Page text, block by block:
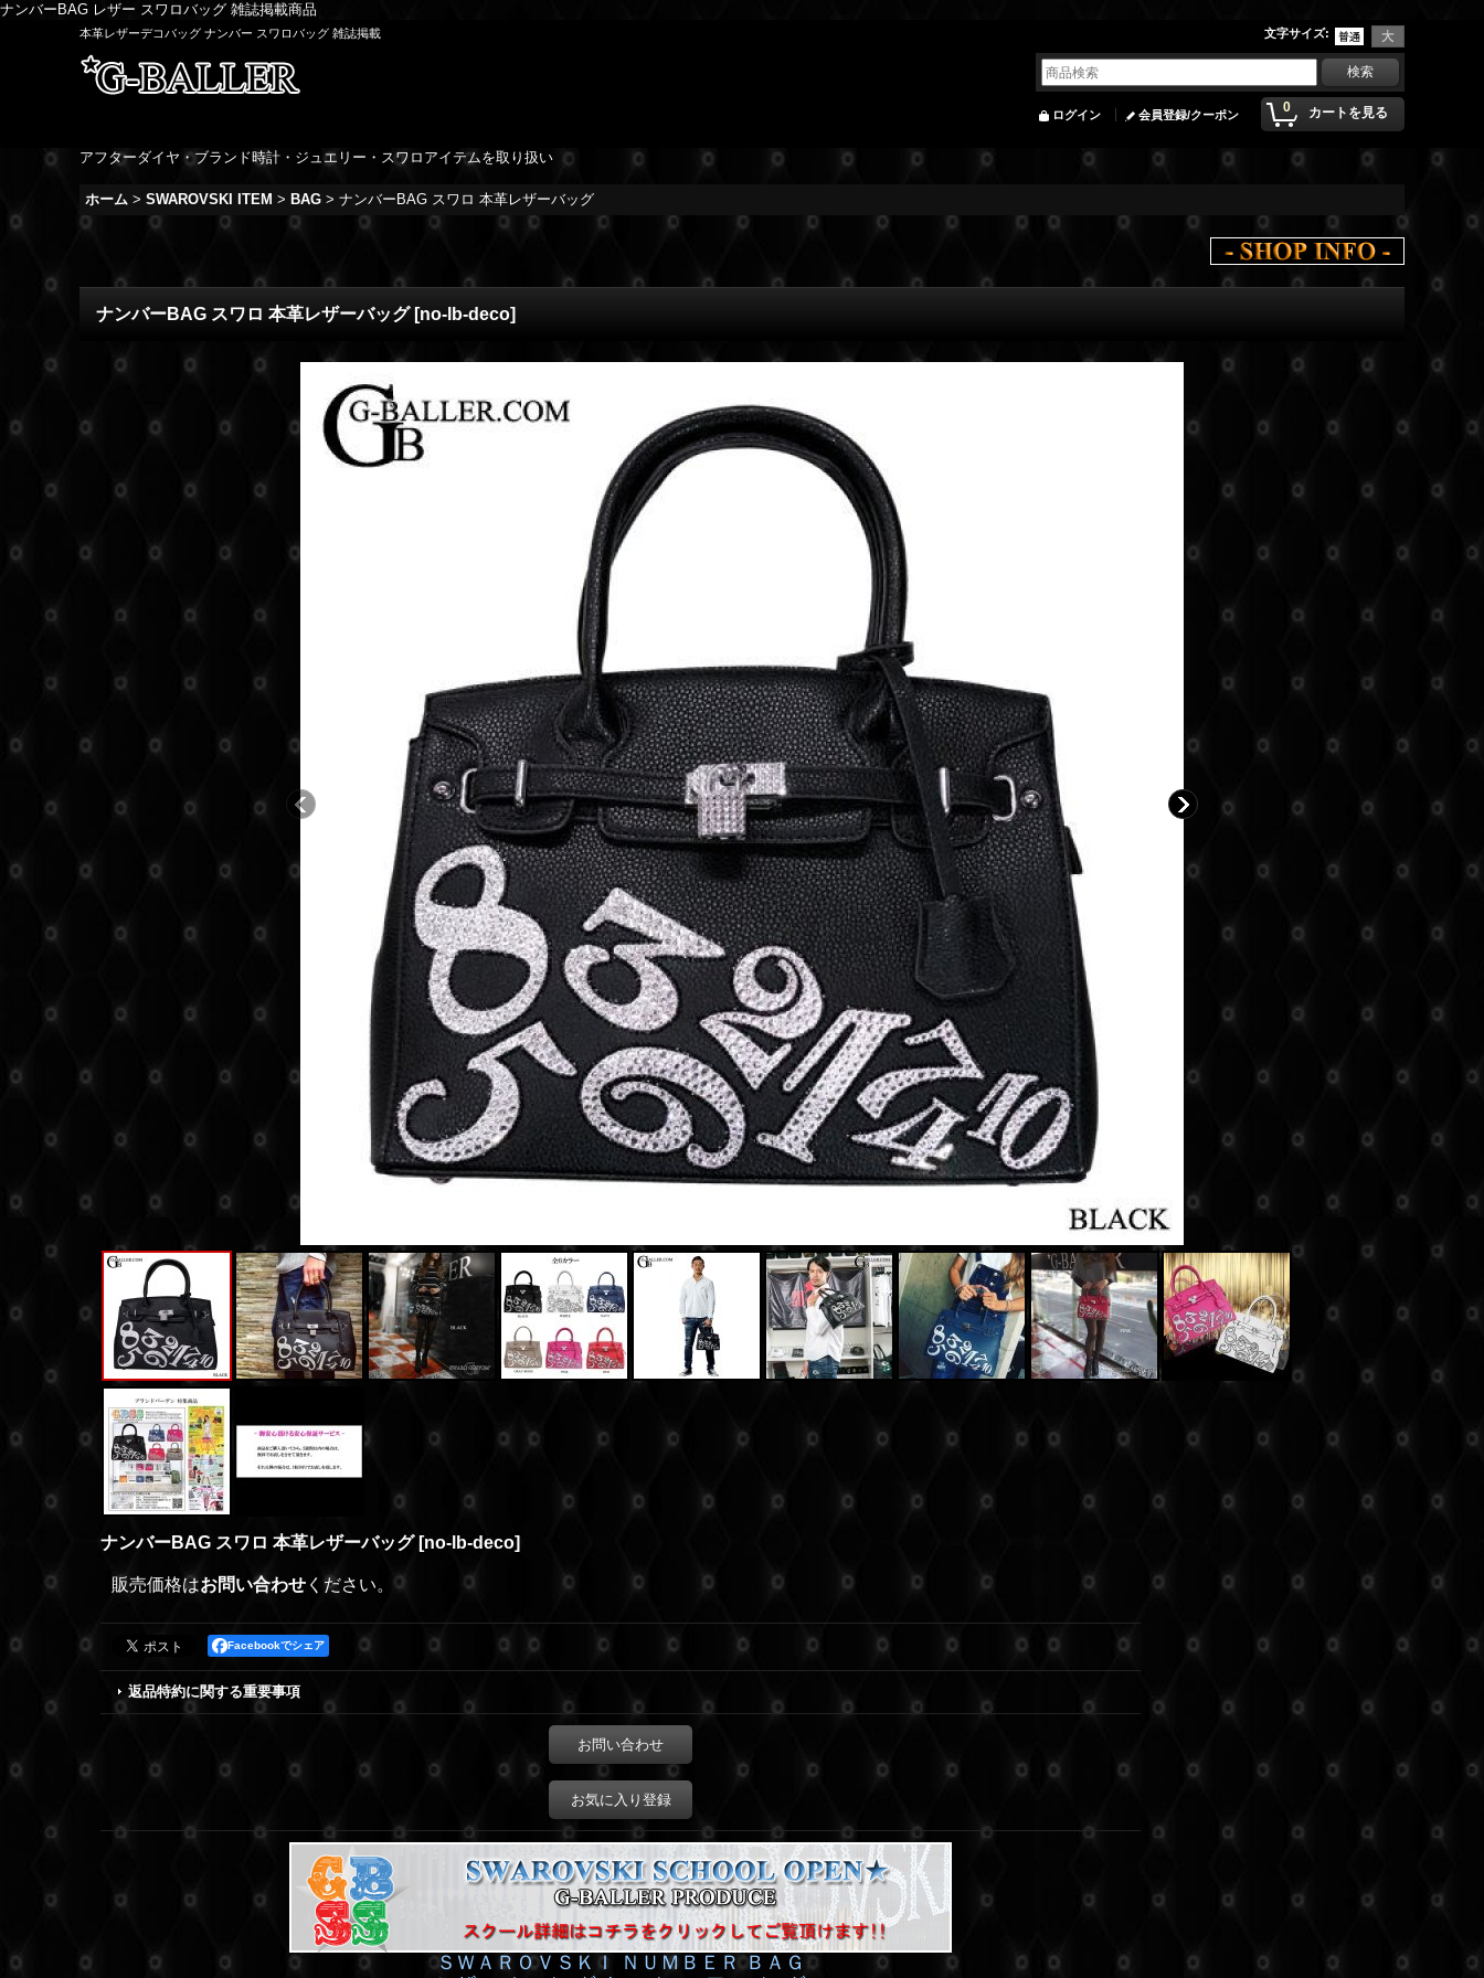
ナンバーBAG レザー スワロバッグ 雑誌掲載商品
本革レザーデコバッグ ナンバー スワロバッグ 雑誌掲載 文字サイズ:
0 カートを見る
ログイン 会員登録/クーポン
アフターダイヤ・ブランド時計・ジュエリー・スワロアイテムを取り扱い
ホーム > SWAROVSKI ITEM > BAG > ナンバーBAG スワロ 本革レザーバッグ
ナンバーBAG スワロ 本革レザーバッグ [no-lb-deco]
ナンバーBAG スワロ 本革レザーバッグ [no-lb-deco]
販売価格はお問い合わせ ください。
Facebookでシェア
返品特約に関する重要事項
お問い合わせ
お気に入り登録
ＳＷＡＲＯＶＳＫＩ ＮＵＭＢＥＲ ＢＡＧ